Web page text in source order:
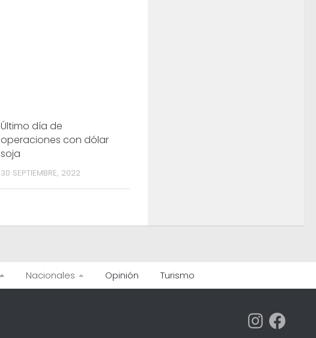
Último día de
operaciones con dólar
soja
30 SEPTIEMBRE, 2022
Nacionales Opinión Turismo